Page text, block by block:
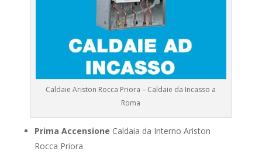
Caldaie Ariston Rocca Priora – Caldaie da Incasso a
Roma
Prima Accensione Caldaia da Interno Ariston
Rocca Priora